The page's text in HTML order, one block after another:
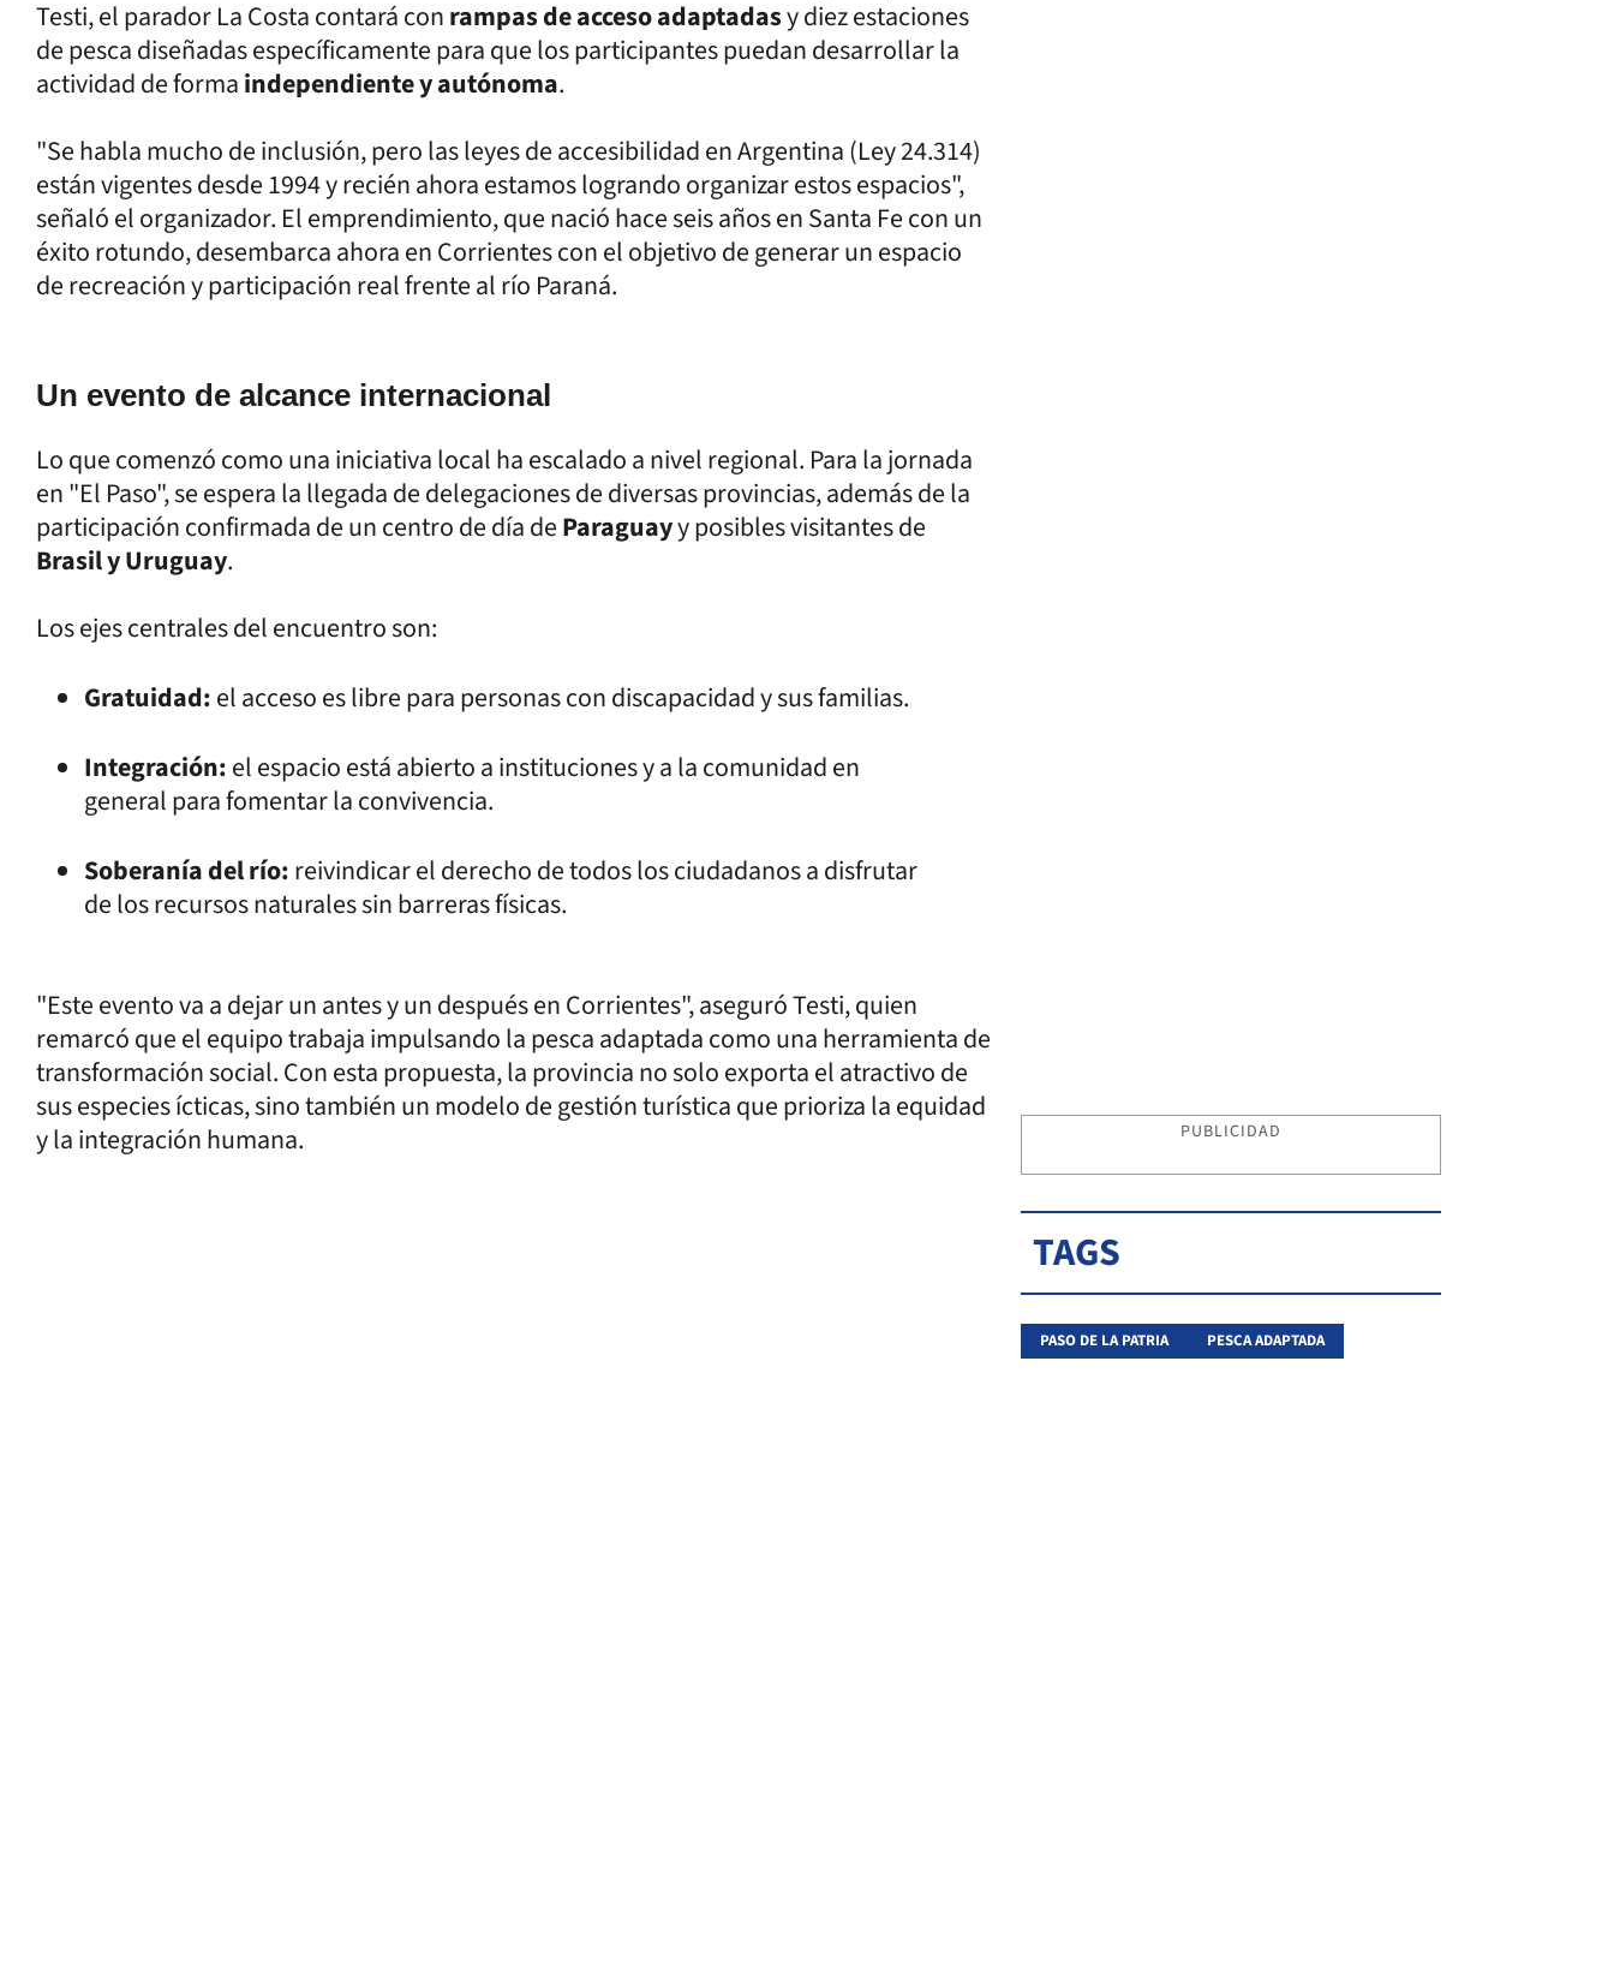
Testi, el parador La Costa contará conrampas de acceso adaptadasy diez estaciones
de pesca diseñadas específicamente para que los participantes puedan desarrollar la
actividad de formaindependiente y autónoma.
"Se habla mucho de inclusión, pero las leyes de accesibilidad en Argentina (Ley 24.314)
están vigentes desde 1994 y recién ahora estamos logrando organizar estos espacios",
señaló el organizador. El emprendimiento, que nació hace seis años en Santa Fe con un
éxito rotundo, desembarca ahora en Corrientes con el objetivo de generar un espacio
de recreación y participación real frente al río Paraná.
Un evento de alcance internacional
Lo que comenzó como una iniciativa local ha escalado a nivel regional. Para la jornada
en "El Paso", se espera la llegada de delegaciones de diversas provincias, además de la
participación confirmada de un centro de día deParaguayy posibles visitantes de
Brasil y Uruguay.
Los ejes centrales del encuentro son:
Gratuidad:el acceso es libre para personas con discapacidad y sus familias.
Integración:el espacio está abierto a instituciones y a la comunidad en
general para fomentar la convivencia.
Soberanía del río:reivindicar el derecho de todos los ciudadanos a disfrutar
de los recursos naturales sin barreras físicas.
"Este evento va a dejar un antes y un después en Corrientes", aseguró Testi, quien
remarcó que el equipo trabaja impulsando la pesca adaptada como una herramienta de
transformación social. Con esta propuesta, la provincia no solo exporta el atractivo de
sus especies ícticas, sino también un modelo de gestión turística que prioriza la equidad
y la integración humana.
PUBLICIDAD
TAGS
PASO DE LA PATRIA PESCA ADAPTADA